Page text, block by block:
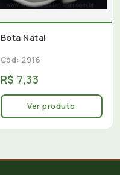
Bota Natal
Cód: 2916
R$ 7,33
Ver produto